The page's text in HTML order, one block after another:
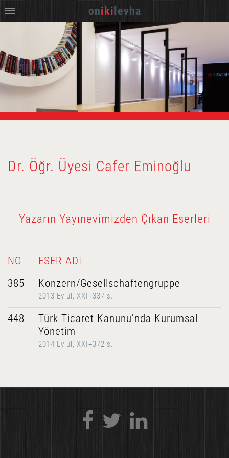
Dr. Öğr. Üyesi Cafer Eminoğlu
Yazarın Yayınevimizden Çıkan Eserleri
NO
ESER ADI
385
Konzern/Gesellschaftengruppe
2013 Eylül, XXI+337 s.
448
Türk Ticaret Kanunu'nda Kurumsal
Yönetim
2014 Eylül, XXI+372 s.
oniki levha